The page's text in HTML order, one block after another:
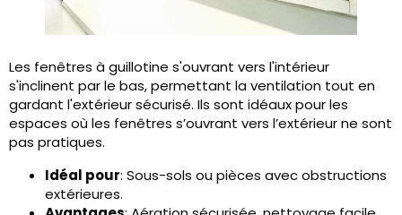
Les fenêtres à guillotine s'ouvrant vers l'intérieur
s'inclinent par le bas, permettant la ventilation tout en
gardant l'extérieur sécurisé. Ils sont idéaux pour les
espaces où les fenêtres s’ouvrant vers l’extérieur ne sont
pas pratiques.
Idéal pour: Sous-sols ou pièces avec obstructions
extérieures.